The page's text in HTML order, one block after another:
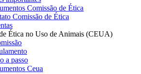
Comissão de Ética
Comissão de Ética
Ética no Uso de Animais (CEUA)
a passo
Ceua